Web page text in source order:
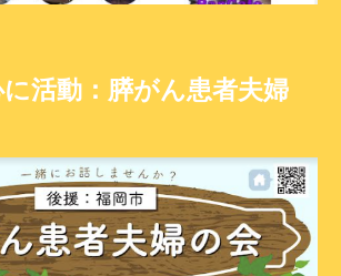
活動：膵がん患者夫婦